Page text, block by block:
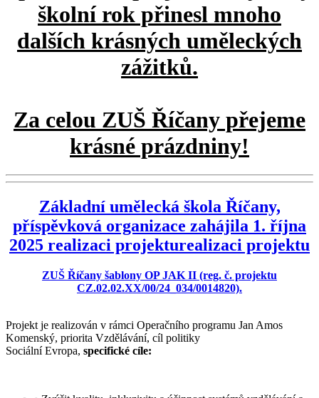
školní rok přinesl mnoho
dalších krásných uměleckých
zážitků.
Za celou ZUŠ Říčany přejeme
krásné prázdniny!
Základní umělecká škola Říčany,
příspěvková organizace zahájila 1. října
2025 realizaci projekturealizaci projektu
ZUŠ Říčany šablony OP JAK II (reg. č. projektu
CZ.02.02.XX/00/24_034/0014820).
Projekt je realizován v rámci Operačního programu Jan Amos
Komenský, priorita Vzdělávání, cíl politiky
Sociální Evropa, specifické cíle: